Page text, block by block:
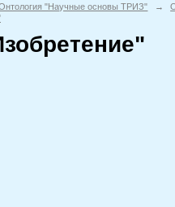
"Научные основы ТРИЗ" →